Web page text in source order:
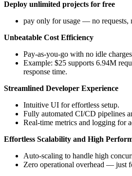
Deploy unlimited projects for free
pay only for usage — no requests,
Unbeatable Cost Efficiency
Pay-as-you-go with no idle
Example: $25 supports 6.94M
response time.
Streamlined Developer Experience
Intuitive UI for effortless setup.
Fully automated CI/CD pipelines
Real-time metrics and logging for
Effortless Scalability and High
Auto-scaling to handle high
Zero operational overhead — just